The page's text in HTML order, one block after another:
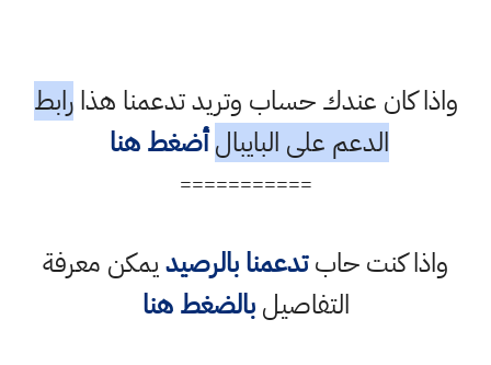
واذا كان عندك حساب وتريد تدعمنا هذارابط
الدعم على البايبال أضغط هنا
===========
واذا كنت حابتدعمنا بالرصيديمكن معرفة
التفاصيلبالضغط هنا